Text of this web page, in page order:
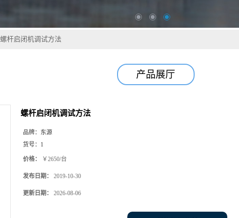
螺杆启闭机调试方法
产品展厅
螺杆启闭机调试方法
品牌： 东源
货号： 1
价格： ￥2650/台
发布日期： 2019-10-30
更新日期： 2026-08-06